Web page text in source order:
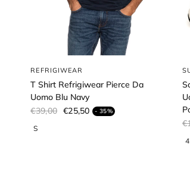
REFRIGIWEAR
T Shirt Refrigiwear Pierce Da
Uomo Blu Navy
€39,00 €25,50 - 35%